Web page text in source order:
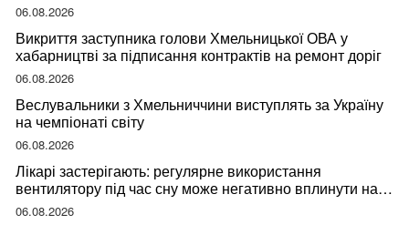
06.08.2026
Викриття заступника голови Хмельницької ОВА у
хабарництві за підписання контрактів на ремонт доріг
06.08.2026
Веслувальники з Хмельниччини виступлять за Україну
на чемпіонаті світу
06.08.2026
Лікарі застерігають: регулярне використання
вентилятору під час сну може негативно вплинути на
ваше здоров’я
06.08.2026